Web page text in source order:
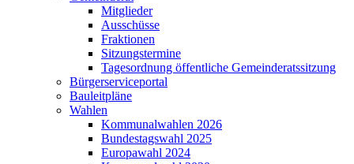
Mitglieder
Ausschüsse
Fraktionen
Sitzungstermine
Tagesordnung öffentliche Gemeinderatssitzung
Bürgerserviceportal
Bauleitpläne
Wahlen
Kommunalwahlen 2026
Bundestagswahl 2025
Europawahl 2024